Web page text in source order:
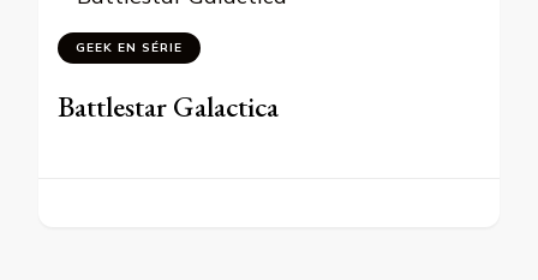
GEEK EN SÉRIE
Battlestar Galactica